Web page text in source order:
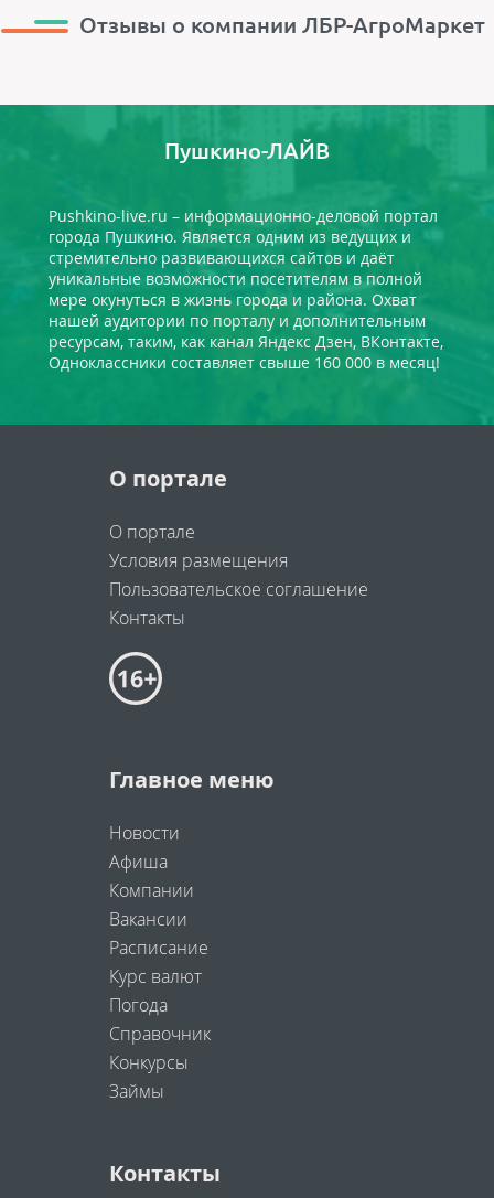
Отзывы о компании ЛБР-АгроМаркет
Пушкино-ЛАЙВ
Pushkino-live.ru – информационно-деловой портал
города Пушкино. Является одним из ведущих и
стремительно развивающихся сайтов и даёт
уникальные возможности посетителям в полной
мере окунуться в жизнь города и района. Охват
нашей аудитории по порталу и дополнительным
ресурсам, таким, как канал Яндекс Дзен, ВКонтакте,
Одноклассники составляет свыше 160 000 в месяц!
О портале
О портале
Условия размещения
Пользовательское соглашение
Контакты
Главное меню
Новости
Афиша
Компании
Вакансии
Расписание
Курс валют
Погода
Справочник
Конкурсы
Займы
Контакты